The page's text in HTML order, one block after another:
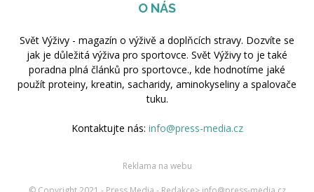
O NÁS
Svět Výživy - magazín o výživě a doplňcích stravy. Dozvíte se
jak je důležitá výživa pro sportovce. Svět Výživy to je také
poradna plná článků pro sportovce., kde hodnotíme jaké
použít proteiny, kreatin, sacharidy, aminokyseliny a spalovače
tuku.
Kontaktujte nás: info@press-media.cz
Reklama na webu